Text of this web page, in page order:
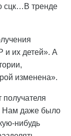
сцк…В тренде
их детей». А
изменена».
Нам даже было
нибудь